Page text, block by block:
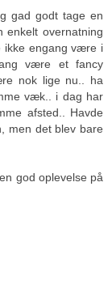
gad godt tage en
enkelt overnatning
ikke engang være i
være et fancy
nok lige nu.. ha
væk.. i dag har
afsted.. Havde
men det blev bare
god oplevelse på